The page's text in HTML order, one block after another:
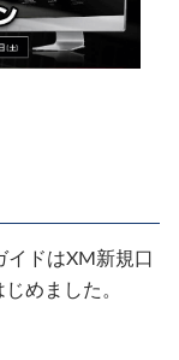
イドはXM新規口
めました。